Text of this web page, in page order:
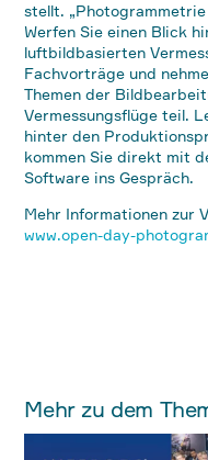
stellt.
Werfen Sie einen Blick
luftbildbasierten
Fachvorträge und
Themen der
Vermessungsflüge teil.
hinter den
kommen Sie direkt mit
Software ins Gespräch.
Mehr Informationen zur
www.open-day-
Mehr zu dem